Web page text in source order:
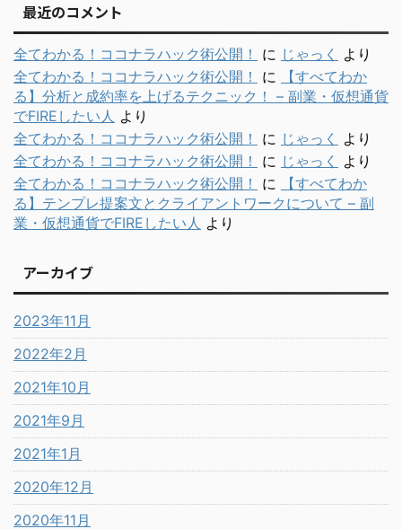
最近のコメント
全てわかる！ココナラハック術公開！ に じゃっく
より
全てわかる！ココナラハック術公開！
に
【すべてわか
る】分析と成約率を上げるテクニック！ – 副業・仮想通貨
でFIREしたい人 より
全てわかる！ココナラハック術公開！
に じゃっく
より
全てわかる！ココナラハック術公開！
に じゃっく
より
全てわかる！ココナラハック術公開！
に
【すべてわか
る】テンプレ提案文とクライアントワークについて – 副
業・仮想通貨でFIREしたい人 より
アーカイブ
2023年11月
2022年2月
2021年10月
2021年9月
2021年1月
2020年12月
2020年11月